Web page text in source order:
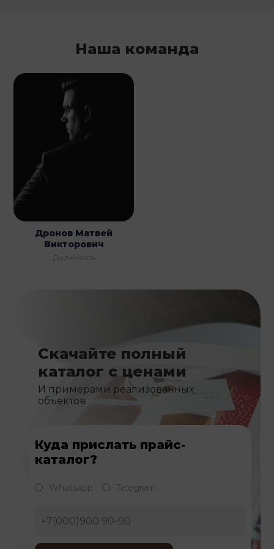
Наша команда
Дронов Матвей
Викторович
Должность
Скачайте полный
каталог с ценами
И примерами реализованных
объектов
Куда прислать прайс-
каталог?
Whatsapp Telegram